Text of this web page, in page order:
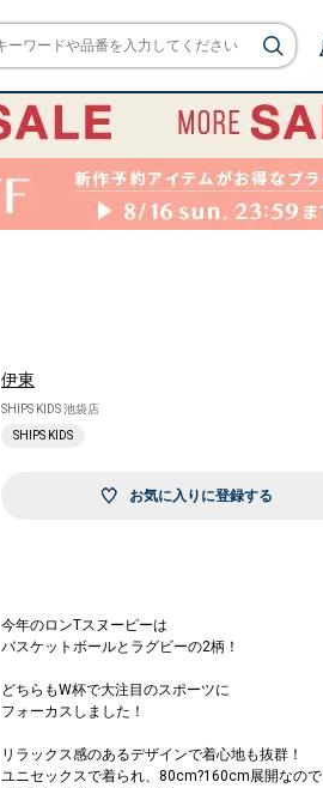
伊東
SHIPS KIDS 池袋店
SHIPS KIDS
お気に入りに登録する
今年のロンTスヌーピーは
バスケットボールとラグビーの2柄！
どちらもW杯で大注目のスポーツに
フォーカスしました！
リラックス感のあるデザインで着心地も抜群！
ユニセックスで着られ、80cm?160cm展開なので